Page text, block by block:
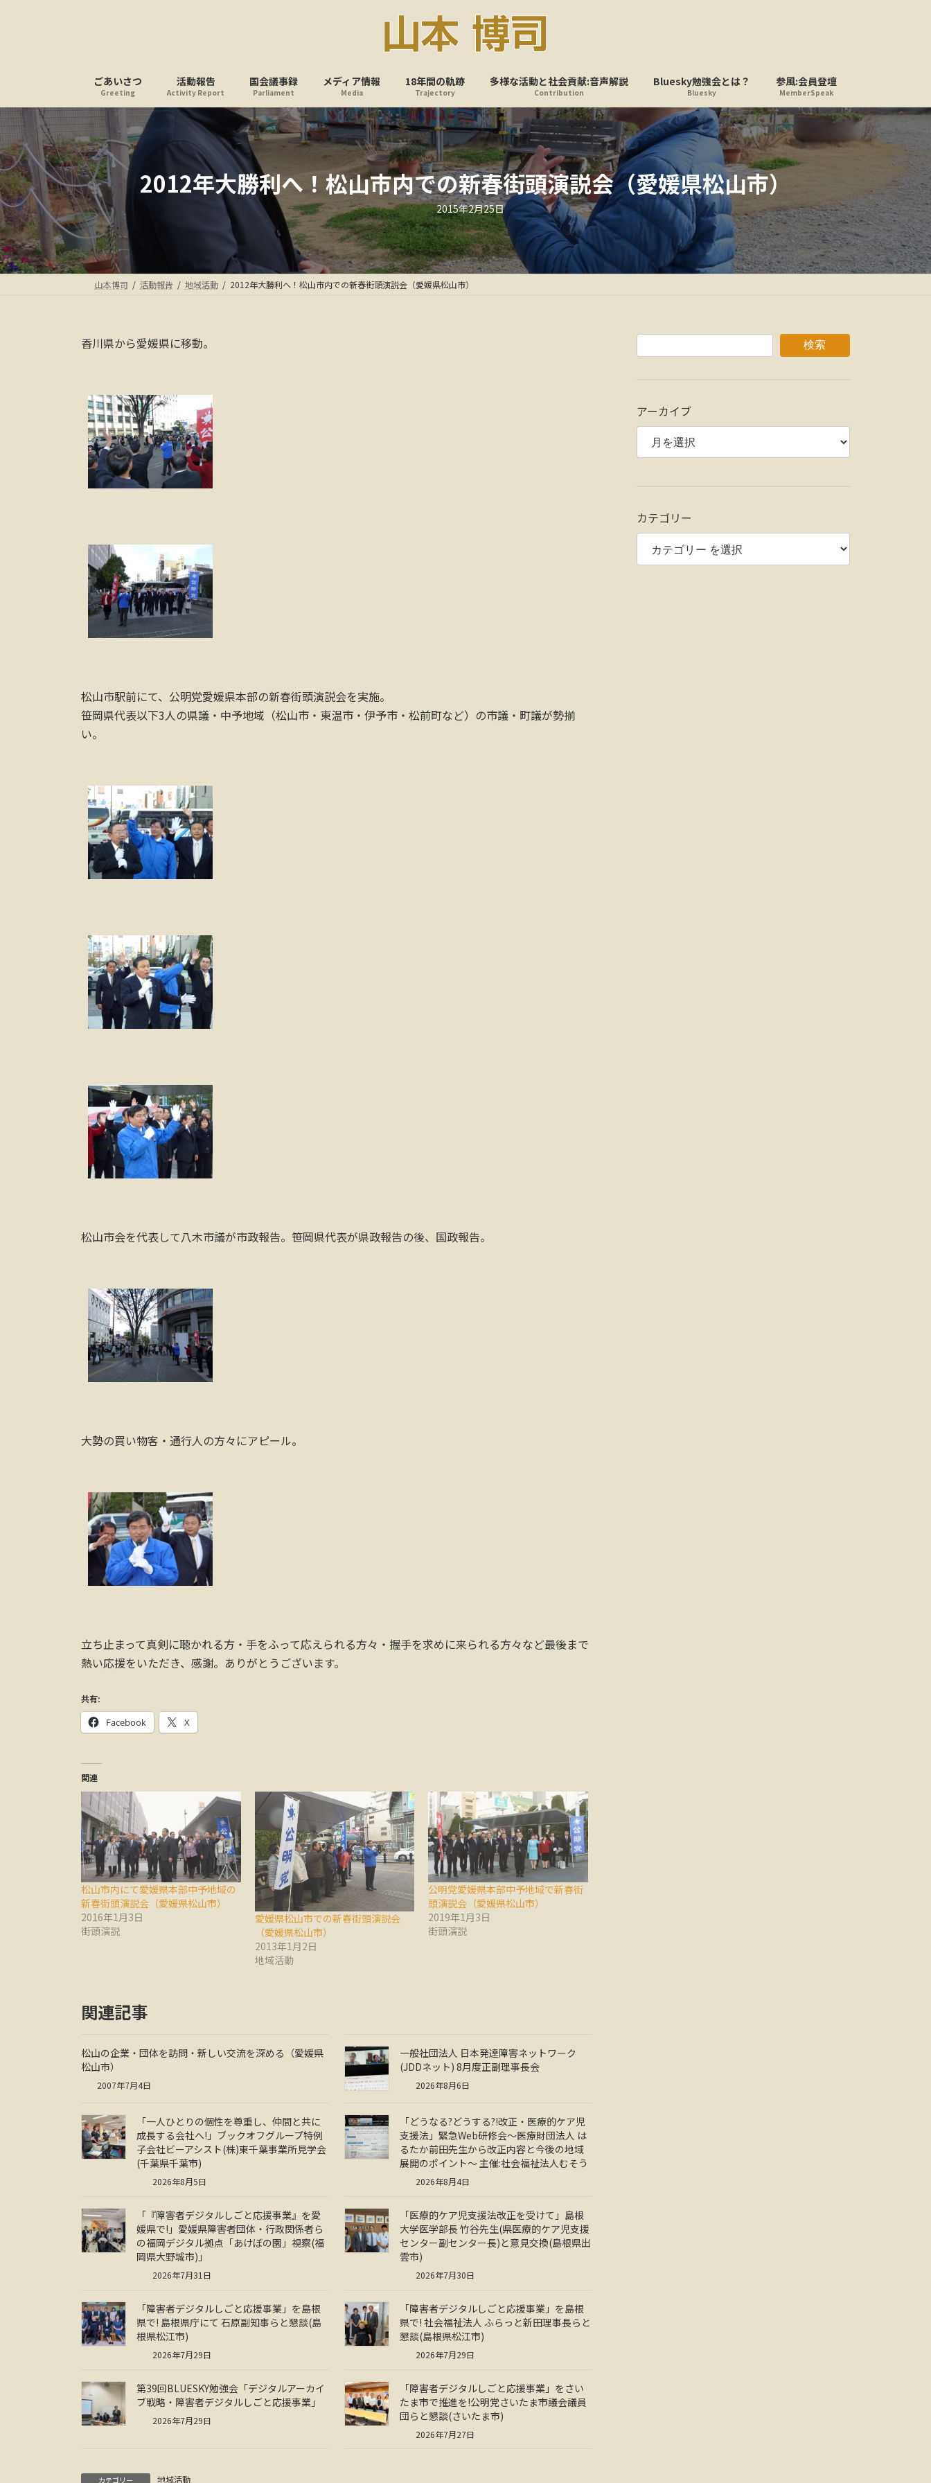
ス
キ
ッ
プ
ン
に
移
動
ごあいさつ
Greeting
活動報告
Activity Report
国会議事録
Parliament
メディア情報
Media
18年間の軌跡
Trajectory
多様な活動と社会貢献:音声解説
Contribution
Bluesky勉強会とは？
Bluesky
参風:会員登壇
MemberSpeak
2012年大勝利へ！松山市内での新春街頭演説会（愛媛県松山市）
最
終
更
新
日
時
:
2015年2月25日
山本博司 活動報告 地域活動 2012年大勝利へ！松山市内での新春街頭演説会（愛媛県松山市）
香川県から愛媛県に移動。
松山市駅前にて、公明党愛媛県本部の新春街頭演説会を実施。
笹岡県代表以下3人の県議・中予地域（松山市・東温市・伊予市・松前町など）の市議・町議が勢揃
い。
松山市会を代表して八木市議が市政報告。笹岡県代表が県政報告の後、国政報告。
大勢の買い物客・通行人の方々にアピール。
立ち止まって真剣に聴かれる方・手をふって応えられる方々・握手を求めに来られる方々など最後まで
熱い応援をいただき、感謝。ありがとうございます。
共有:
Facebook X
関連
松山市内にて愛媛県本部中予地域の
新春街頭演説会（愛媛県松山市）
2016年1月3日
街頭演説
愛媛県松山市での新春街頭演説会
（愛媛県松山市）
2013年1月2日
地域活動
公明党愛媛県本部中予地域で新春街
頭演説会（愛媛県松山市）
2019年1月3日
街頭演説
関連記事
松山の企業・団体を訪問・新しい交流を深める（愛媛県
松山市）
2007年7月4日
一般社団法人 日本発達障害ネットワーク
(JDDネット) 8月度正副理事長会
2026年8月6日
「一人ひとりの個性を尊重し、仲間と共に
成長する会社へ!」ブックオフグループ特例
子会社ビーアシスト(株)東千葉事業所見学会
(千葉県千葉市)
2026年8月5日
「どうなる?どうする?!改正・医療的ケア児
支援法」緊急Web研修会～医療財団法人 は
るたか前田先生から改正内容と今後の地域
展開のポイント～ 主催:社会福祉法人むそう
2026年8月4日
「『障害者デジタルしごと応援事業』を愛
媛県で!」愛媛県障害者団体・行政関係者ら
の福岡デジタル拠点「あけぼの園」視察(福
岡県大野城市)」
2026年7月31日
「医療的ケア児支援法改正を受けて」島根
大学医学部長 竹谷先生(県医療的ケア児支援
センター副センター長)と意見交換(島根県出
雲市)
2026年7月30日
「障害者デジタルしごと応援事業」を島根
県で! 島根県庁にて 石原副知事らと懇談(島
根県松江市)
2026年7月29日
「障害者デジタルしごと応援事業」を島根
県で! 社会福祉法人 ふらっと新田理事長らと
懇談(島根県松江市)
2026年7月29日
第39回BLUESKY勉強会「デジタルアーカイ
ブ戦略・障害者デジタルしごと応援事業」
2026年7月29日
「障害者デジタルしごと応援事業」をさい
たま市で推進を!公明党さいたま市議会議員
団らと懇談(さいたま市)
2026年7月27日
カテゴリー 地域活動
検索
アーカイブ
カテゴリー